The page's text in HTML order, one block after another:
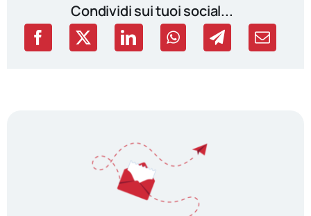
Condividi sui tuoi social...